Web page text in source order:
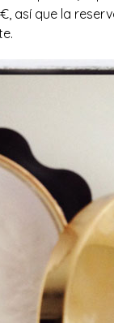
así que la